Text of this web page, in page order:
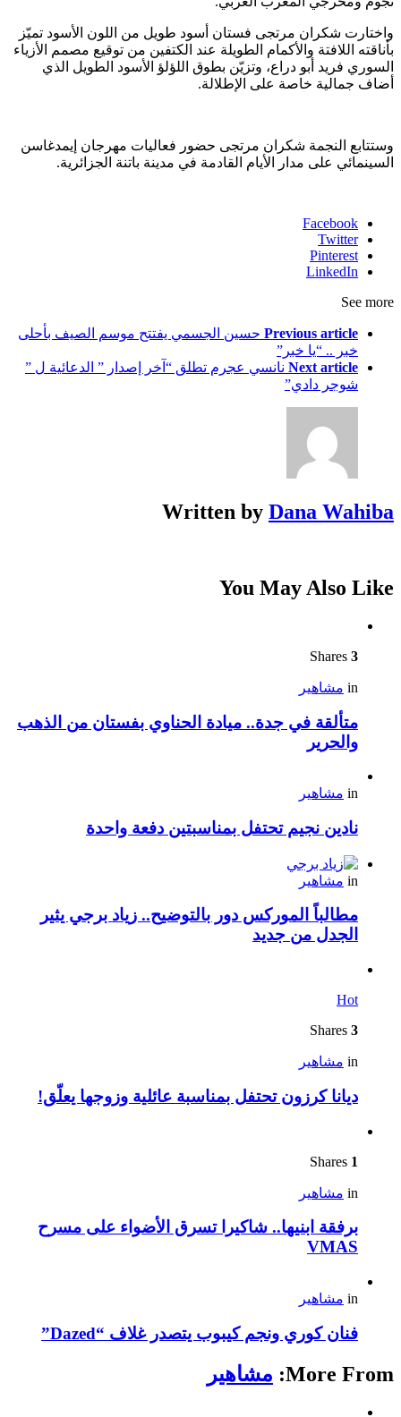
واختارت شكران مرتجى فستان أسود طويل من اللون الأسود تميّز
بأناقته اللافتة والأكمام الطويلة عند الكتفين من توقيع مصمم الأزياء
السوري فريد أبو دراع، وتزيّن بطوق اللؤلؤ الأسود الطويل الذي
أضاف جمالية خاصة على الإطلالة.
وستتابع النجمة شكران مرتجى حضور فعاليات مهرجان إيمدغاسن
السينمائي على مدار الأيام القادمة في مدينة باتنة الجزائرية.
Facebook
Twitter
Pinterest
LinkedIn
See more
Previous article حسين الجسمي يفتتح موسم الصيف بأحلى
خبر .. “يا خبر”
Next article نانسي عجرم تطلق “آخر إصدار ” الدعائية ل ”
شوجر دادي”
Written by Dana Wahiba
You May Also Like
3
in مشاهير
متألقة في جدة.. ميادة الحناوي بفستان من الذهب
والحرير
in مشاهير
نادين نجيم تحتفل بمناسبتين دفعة واحدة
in مشاهير
مطالباً الموركس دور بالتوضيح.. زياد برجي يثير
الجدل من جديد
Hot
3
in مشاهير
ديانا كرزون تحتفل بمناسبة عائلية وزوجها يعلّق!
1
in مشاهير
برفقة ابنيها.. شاكيرا تسرق الأضواء على مسرح
VMAS
in مشاهير
فنان كوري ونجم كيبوب يتصدر غلاف “Dazed”
More From: مشاهير